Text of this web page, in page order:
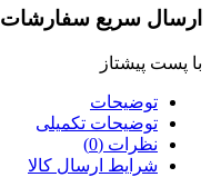
ارسال سریع سفارشات
با پست پیشتاز
توضیحات
توضیحات تکمیلی
نظرات (0)
شرایط ارسال کالا